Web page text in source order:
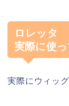
ロレッタ
実際に使
実際にウィッ